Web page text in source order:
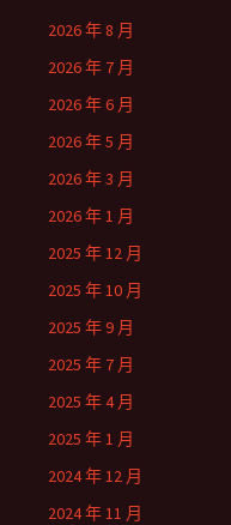
2026 年 8 月
2026 年 7 月
2026 年 6 月
2026 年 5 月
2026 年 3 月
2026 年 1 月
2025 年 12 月
2025 年 10 月
2025 年 9 月
2025 年 7 月
2025 年 4 月
2025 年 1 月
2024 年 12 月
2024 年 11 月